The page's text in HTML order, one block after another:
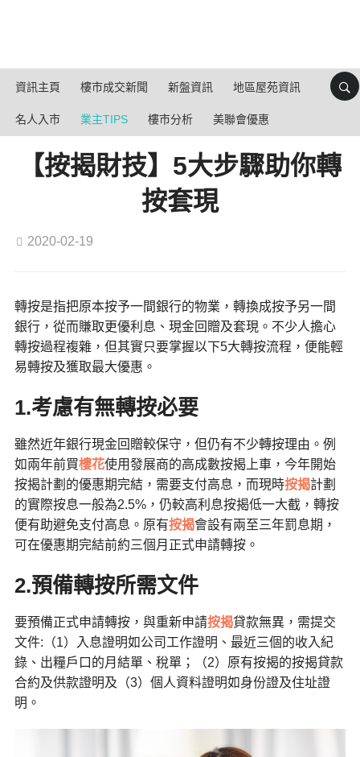
資訊主頁 樓市成交新聞 新盤資訊 地區屋苑資訊
名人入市 業主TIPS 樓市分析 美聯會優惠
【按揭財技】5大步驟助你轉
按套現
2020-02-19
轉按是指把原本按予一間銀行的物業，轉換成按予另一間
銀行，從而賺取更優利息、現金回贈及套現。不少人擔心
轉按過程複雜，但其實只要掌握以下5大轉按流程，便能輕
易轉按及獲取最大優惠。
1.考慮有無轉按必要
雖然近年銀行現金回贈較保守，但仍有不少轉按理由。例
如兩年前買樓花使用發展商的高成數按揭上車，今年開始
按揭計劃的優惠期完結，需要支付高息，而現時按揭計劃
的實際按息一般為2.5%，仍較高利息按揭低一大截，轉按
便有助避免支付高息。原有按揭會設有兩至三年罰息期，
可在優惠期完結前約三個月正式申請轉按。
2.預備轉按所需文件
要預備正式申請轉按，與重新申請按揭貸款無異，需提交
文件:（1）入息證明如公司工作證明、最近三個的收入紀
錄、出糧戶口的月結單、稅單；（2）原有按揭的按揭貸款
合約及供款證明及（3）個人資料證明如身份證及住址證
明。